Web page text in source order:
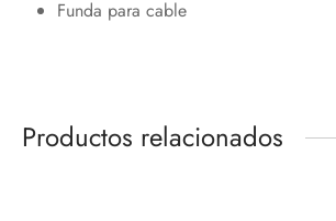
Funda para cable
Productos relacionados